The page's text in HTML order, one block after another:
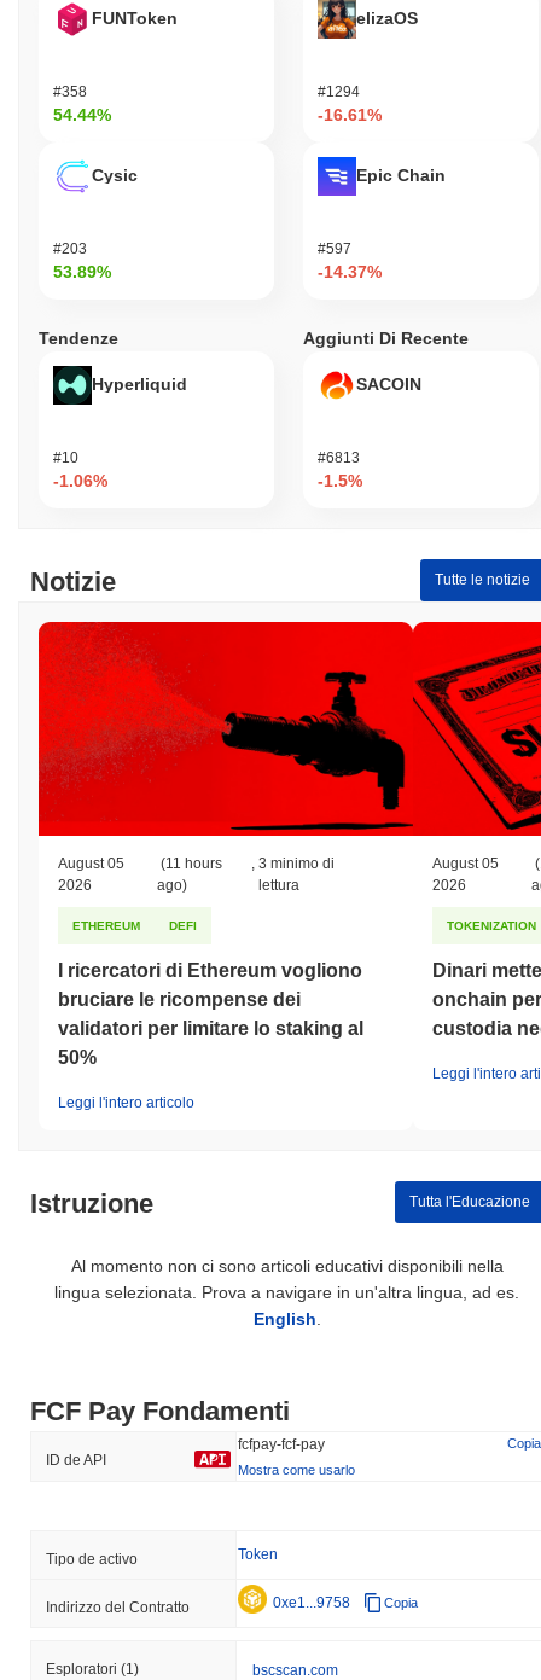
FUNToken
#358
54.44%
Cysic
#203
53.89%
elizaOS
#1294
-16.61%
Epic Chain
#597
-14.37%
Tendenze
Hyperliquid
#10
-1.06%
Aggiunti Di Recente
SACOIN
#6813
-1.5%
Notizie Tutte le notizie
August 05
2026
(11 hours
ago)
,3 minimo di
lettura
ETHEREUM DEFI
I ricercatori di Ethereum vogliono
bruciare le ricompense dei
validatori per limitare lo staking al
50%
Leggi l'intero articolo
August 05
2026
TOKENIZATION
Dinari
onchain
custodia
Leggi l'intero
Istruzione Tutta l'Educazione
Al momento non ci sono articoli educativi disponibili nella
lingua selezionata. Prova a navigare in un'altra lingua, ad es.
English
FCF Pay Fondamenti
ID de API
fcfpay-fcf-pay
Copia
Mostra come usarlo
Tipo de activo Token
Indirizzo del Contratto 0xe1...9758 Copia
Esploratori (1) bscscan.com